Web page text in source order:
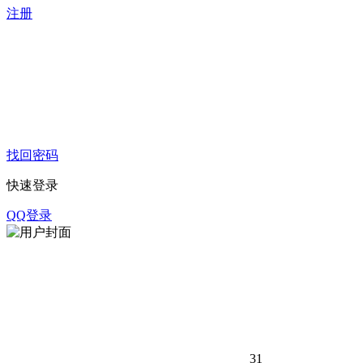
注册
找回密码
快速登录
QQ登录
31